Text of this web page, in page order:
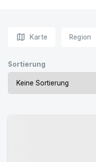
map Karte Region
Sortierung